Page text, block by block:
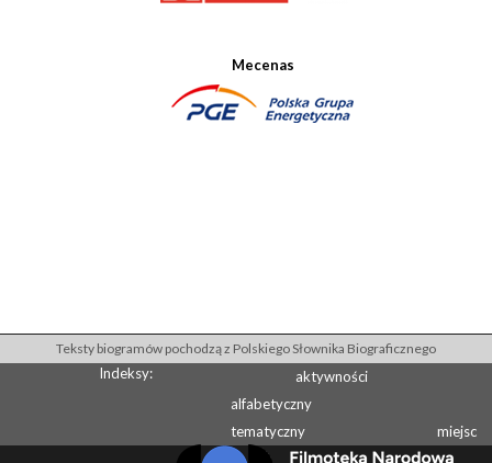
Mecenas
Teksty biogramów pochodzą z Polskiego Słownika Biograficznego
Indeksy:
aktywności
alfabetyczny
tematyczny
miejsc